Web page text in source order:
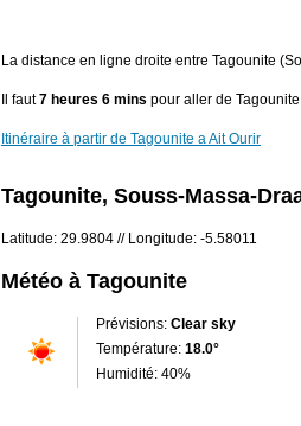
La distance en ligne droite entre Tagounite
Il faut7 heures 6 mins pour aller de Tagounite
Itinéraire à partir de Tagounite a Ait Ourir
Tagounite, Souss-Massa-
Latitude: 29.9804 // Longitude: -5.58011
Météo à Tagounite
Prévisions: Clear sky
Température: 18.0°
Humidité: 40%